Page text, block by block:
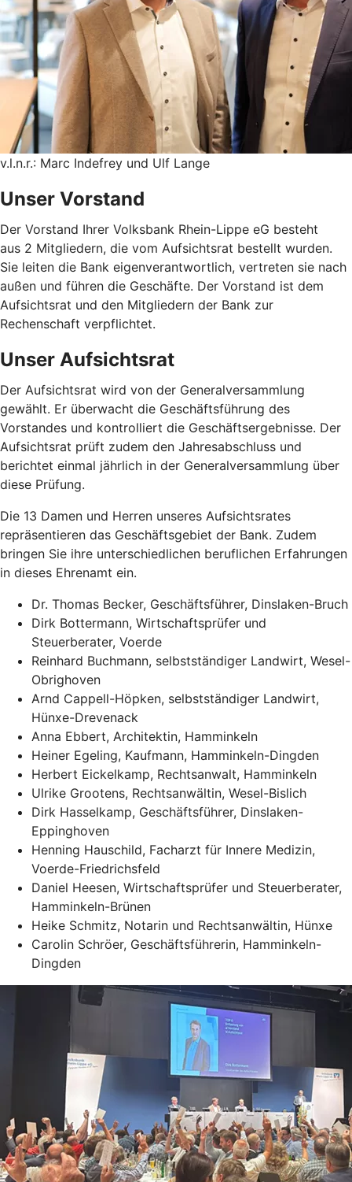
v.l.n.r.: Marc Indefrey und Ulf Lange
Unser Vorstand
Der Vorstand Ihrer Volksbank Rhein-Lippe eG besteht
aus 2 Mitgliedern, die vom Aufsichtsrat bestellt wurden.
Sie leiten die Bank eigenverantwortlich, vertreten sie nach
außen und führen die Geschäfte. Der Vorstand ist dem
Aufsichtsrat und den Mitgliedern der Bank zur
Rechenschaft verpflichtet.
Unser Aufsichtsrat
Der Aufsichtsrat wird von der Generalversammlung
gewählt. Er überwacht die Geschäftsführung des
Vorstandes und kontrolliert die Geschäftsergebnisse. Der
Aufsichtsrat prüft zudem den Jahresabschluss und
berichtet einmal jährlich in der Generalversammlung über
diese Prüfung.
Die 13 Damen und Herren unseres Aufsichtsrates
repräsentieren das Geschäftsgebiet der Bank. Zudem
bringen Sie ihre unterschiedlichen beruflichen Erfahrungen
in dieses Ehrenamt ein.
Dr. Thomas Becker, Geschäftsführer, Dinslaken-Bruch
Dirk Bottermann, Wirtschaftsprüfer und
Steuerberater, Voerde
Reinhard Buchmann, selbstständiger Landwirt, Wesel-
Obrighoven
Arnd Cappell-Höpken, selbstständiger Landwirt,
Hünxe-Drevenack
Anna Ebbert, Architektin, Hamminkeln
Heiner Egeling, Kaufmann, Hamminkeln-Dingden
Herbert Eickelkamp, Rechtsanwalt, Hamminkeln
Ulrike Grootens, Rechtsanwältin, Wesel-Bislich
Dirk Hasselkamp, Geschäftsführer, Dinslaken-
Eppinghoven
Henning Hauschild, Facharzt für Innere Medizin,
Voerde-Friedrichsfeld
Daniel Heesen, Wirtschaftsprüfer und Steuerberater,
Hamminkeln-Brünen
Heike Schmitz, Notarin und Rechtsanwältin, Hünxe
Carolin Schröer, Geschäftsführerin, Hamminkeln-
Dingden